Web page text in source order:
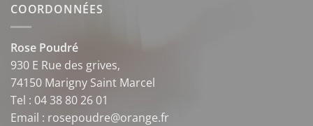
COORDONNÉES
Rose Poudré
930 E Rue des grives,
74150 Marigny Saint Marcel
Tel : 04 38 80 26 01
Email : rosepoudre@orange.fr